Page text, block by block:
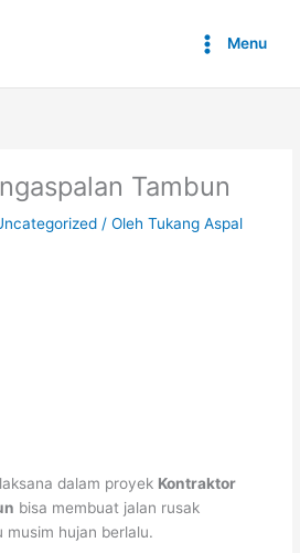
Menu
Tambun
/ OlehTukang Aspal
dalam proyek Kontraktor
bisa membuat jalan rusak
musim hujan berlalu.